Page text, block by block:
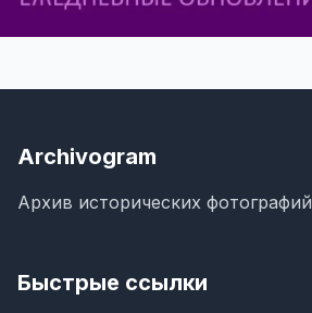
Archivogram
Архив исторических фотографий
Быстрые ссылки